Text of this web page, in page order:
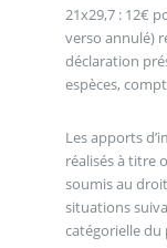
21x29,7 : 12€
verso annulé)
déclaration
espèces,
Les apports
réalisés à titre
soumis au
situations
catégorielle du